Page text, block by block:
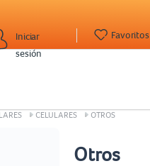
Iniciar
sesión
Favoritos
CELULARES OTROS
Otros